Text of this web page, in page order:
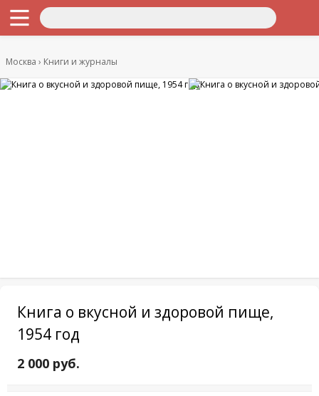
Москва Книги и журналы
Книга о вкусной и здоровой пище,
1954 год
2 000 руб.